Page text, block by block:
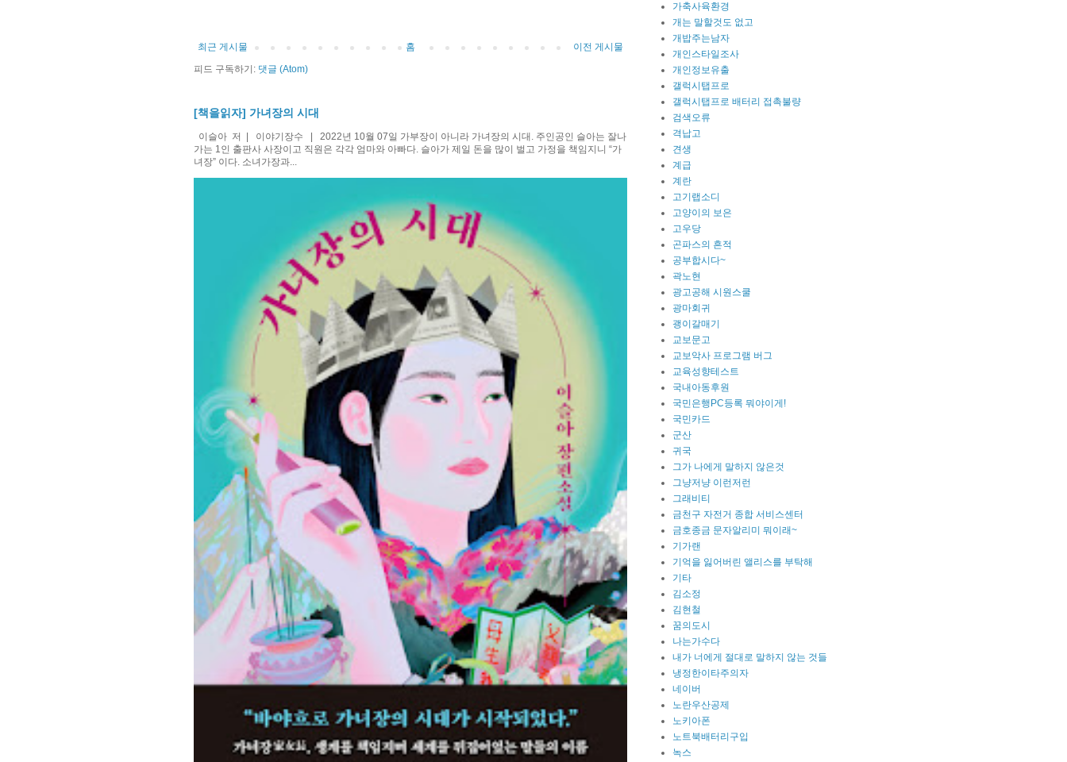
최근 게시물 이전 게시물
홈
피드 구독하기: 댓글 (Atom)
[책을읽자] 가녀장의 시대
이슬아 저 | 이야기장수 | 2022년 10월 07일 가부장이 아니라 가녀장의 시대. 주인공인 슬아는 잘나
가는 1인 출판사 사장이고 직원은 각각 엄마와 아빠다. 슬아가 제일 돈을 많이 벌고 가정을 책임지니 “가
녀장” 이다. 소녀가장과...
가축사육환경
개는 말할것도 없고
개밥주는남자
개인스타일조사
개인정보유출
갤럭시탭프로
갤럭시탭프로 배터리 접촉불량
검색오류
격납고
견생
계급
계란
고기랩소디
고양이의 보은
고우당
곤파스의 흔적
공부합시다~
곽노현
광고공해 시원스쿨
광마회귀
괭이갈매기
교보문고
교보악사 프로그램 버그
교육성향테스트
국내아동후원
국민은행PC등록 뭐야이게!
국민카드
군산
귀국
그가 나에게 말하지 않은것
그냥저냥 이런저런
그래비티
금천구 자전거 종합 서비스센터
금호종금 문자알리미 뭐이래~
기가랜
기억을 잃어버린 앨리스를 부탁해
기타
김소정
김현철
꿈의도시
나는가수다
내가 너에게 절대로 말하지 않는 것들
냉정한이타주의자
네이버
노란우산공제
노키아폰
노트북배터리구입
녹스